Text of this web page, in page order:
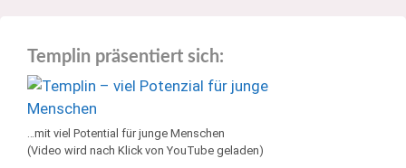
Templin präsentiert sich:
…mit viel Potential für junge Menschen
(Video wird nach Klick von YouTube geladen)